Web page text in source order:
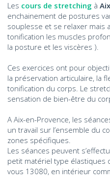
Les cours de stretching à
enchainement de postures
souplesse et se relaxer mais
tonification les muscles
la posture et les viscères ).
Ces exercices ont pour
la préservation articulaire, la
tonification du corps. Le
sensation de bien-être du
A Aix-en-Provence, les
un travail sur l’ensemble du
zones spécifiques.
Les séances peuvent
petit matériel type élastiques
vous 13080, en intérieur